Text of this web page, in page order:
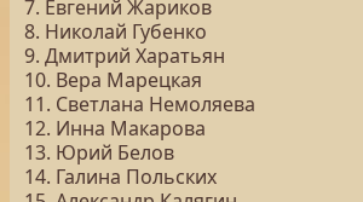
7. Евгений Жариков
8. Николай Губенко
9. Дмитрий Харатьян
10. Вера Марецкая
11. Светлана Немоляева
12. Инна Макарова
13. Юрий Белов
14. Галина Польских